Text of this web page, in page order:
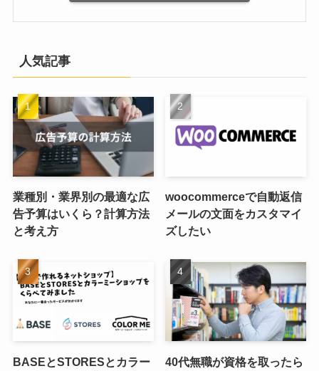
人気記事
業種別・業界別の最適な広
告予算はいくら？計算方法
と考え方
woocommerceで自動返信
メールの文面をカスタマイ
ズしたい
BASEとSTORESとカラー
40代無職が資格を取ったら